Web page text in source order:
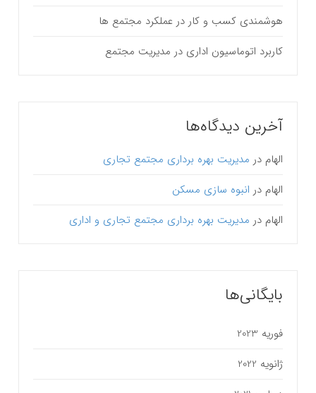
هوشمندی کسب و کار در عملکرد مجتمع ها
کاربرد اتوماسیون اداری در مدیریت مجتمع
آخرین دیدگاه‌ها
الهام در مدیریت بهره برداری مجتمع تجاری
الهام در انبوه سازی مسکن
الهام در مدیریت بهره برداری مجتمع تجاری و اداری
بایگانی‌ها
فوریه 2023
ژانویه 2022